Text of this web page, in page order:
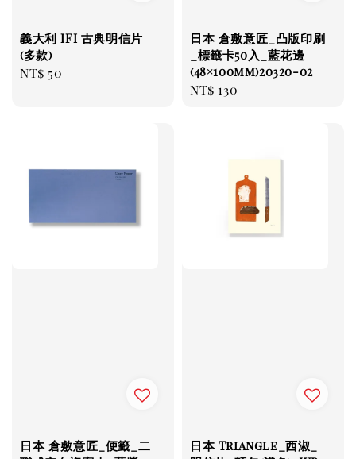
義大利 IFI 古典明信片
(多款)
Regular
NT$ 50
日本 倉敷意匠_凸版印刷
_標籤卡50入_藍花邊
(48×100mm)20320-02
Regular
NT$ 130
日本 倉敷意匠_便籤_二
日本 Triangle_西淑_